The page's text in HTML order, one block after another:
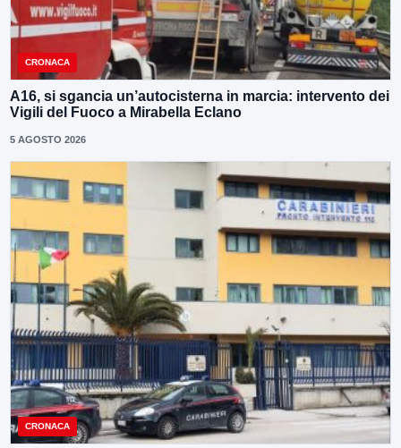
CRONACA
A16, si sgancia un’autocisterna in marcia: intervento dei
Vigili del Fuoco a Mirabella Eclano
5 AGOSTO 2026
CRONACA